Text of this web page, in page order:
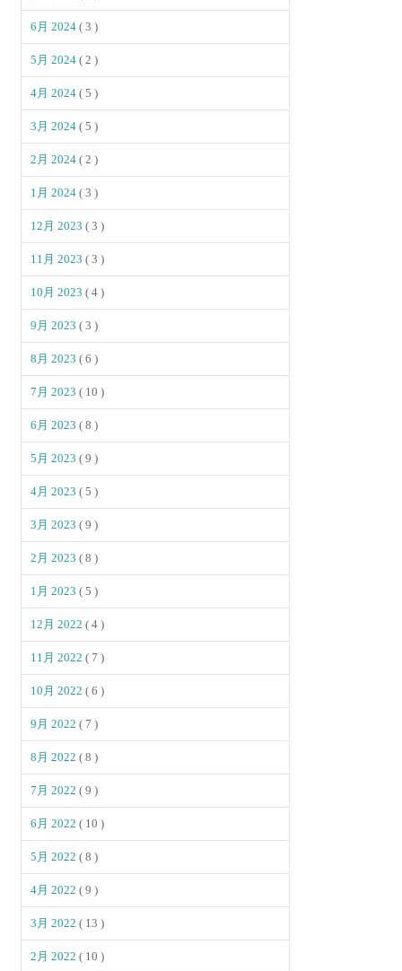
6月 2024( 3 )
5月 2024( 2 )
4月 2024( 5 )
3月 2024( 5 )
2月 2024( 2 )
1月 2024( 3 )
12月 2023( 3 )
11月 2023( 3 )
10月 2023( 4 )
9月 2023( 3 )
8月 2023( 6 )
7月 2023( 10 )
6月 2023( 8 )
5月 2023( 9 )
4月 2023( 5 )
3月 2023( 9 )
2月 2023( 8 )
1月 2023( 5 )
12月 2022( 4 )
11月 2022( 7 )
10月 2022( 6 )
9月 2022( 7 )
8月 2022( 8 )
7月 2022( 9 )
6月 2022( 10 )
5月 2022( 8 )
4月 2022( 9 )
3月 2022( 13 )
2月 2022( 10 )